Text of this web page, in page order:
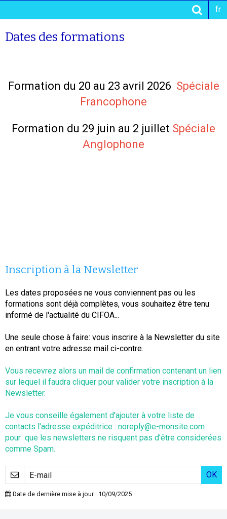
fr
Dates des formations
Formation du 20 au 23 avril 2026 Spéciale
Francophone
Formation du 29 juin au 2 juillet Spéciale
Anglophone
Inscription à la Newsletter
Les dates proposées ne vous conviennent pas ou les
formations sont déjà complètes, vous souhaitez être tenu
informé de l'actualité du CIFOA...
Une seule chose à faire: vous inscrire à la Newsletter du site
en entrant votre adresse mail ci-contre.
Vous recevrez alors un mail de confirmation contenant un lien
sur lequel il faudra cliquer pour valider votre inscription à la
Newsletter.
Je vous conseille également d'ajouter à votre liste de
contacts l'adresse expéditrice : noreply@e-monsite.com
pour que les newsletters ne risquent pas d'être considerées
comme Spam.
OK
Date de dernière mise à jour : 10/09/2025